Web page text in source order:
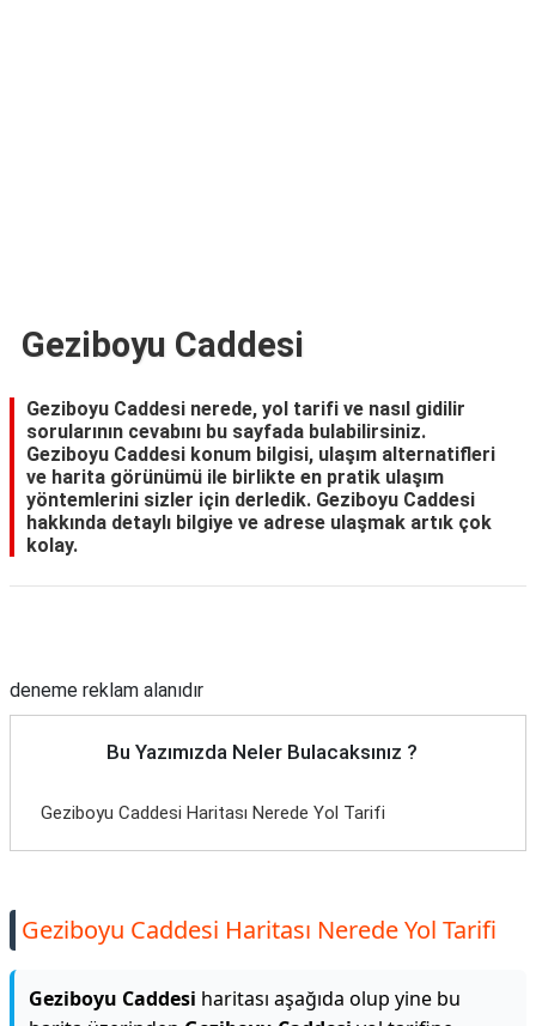
Geziboyu Caddesi
Geziboyu Caddesi nerede, yol tarifi ve nasıl gidilir
sorularının cevabını bu sayfada bulabilirsiniz.
Geziboyu Caddesi konum bilgisi, ulaşım alternatifleri
ve harita görünümü ile birlikte en pratik ulaşım
yöntemlerini sizler için derledik. Geziboyu Caddesi
hakkında detaylı bilgiye ve adrese ulaşmak artık çok
kolay.
deneme reklam alanıdır
Bu Yazımızda Neler Bulacaksınız ?
Geziboyu Caddesi Haritası Nerede Yol Tarifi
Geziboyu Caddesi Haritası Nerede Yol Tarifi
Geziboyu Caddesi haritası aşağıda olup yine bu